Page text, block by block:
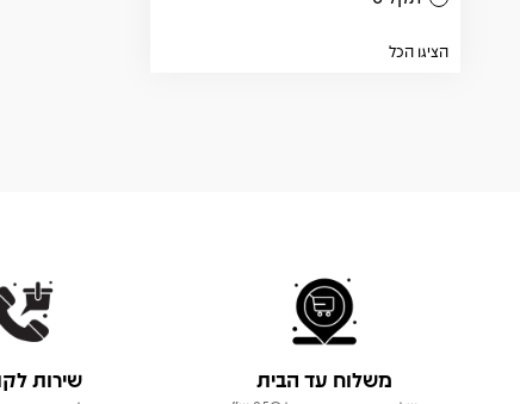
הציגו הכל
משלוח עד הבית שירות